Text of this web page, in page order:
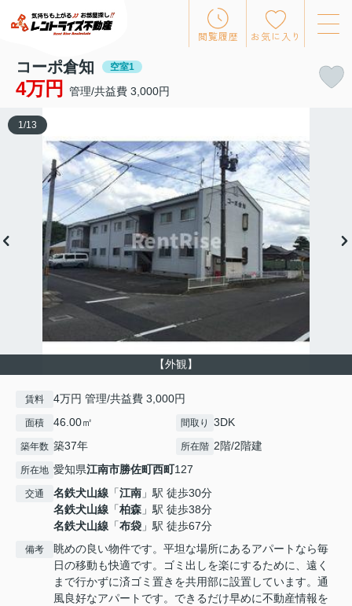
閲覧履歴 お気に入り
コーポ倉知 空室1
4万円 管理/共益費 3,000円
【外観】
1 /13
賃料 4万円 管理/共益費 3,000円
面積 46.00㎡ 間取り 3DK
築年数 築37年 所在階 2階/2階建
所在地 愛知県江南市勝佐町西町127
交通 名鉄犬山線 「江南 」駅 徒歩30分
名鉄犬山線 「柏森 」駅 徒歩38分
名鉄犬山線 「布袋 」駅 徒歩67分
備考
眺めの良い物件です。平坦な場所にあるアパートなら毎
日の移動も快適です。ゴミ出しを楽にするために、遠く
まで行かずに済ゴミ置きを共用部に設置しています。通
風良好なアパートです。できるだけ早めに不動産情報を